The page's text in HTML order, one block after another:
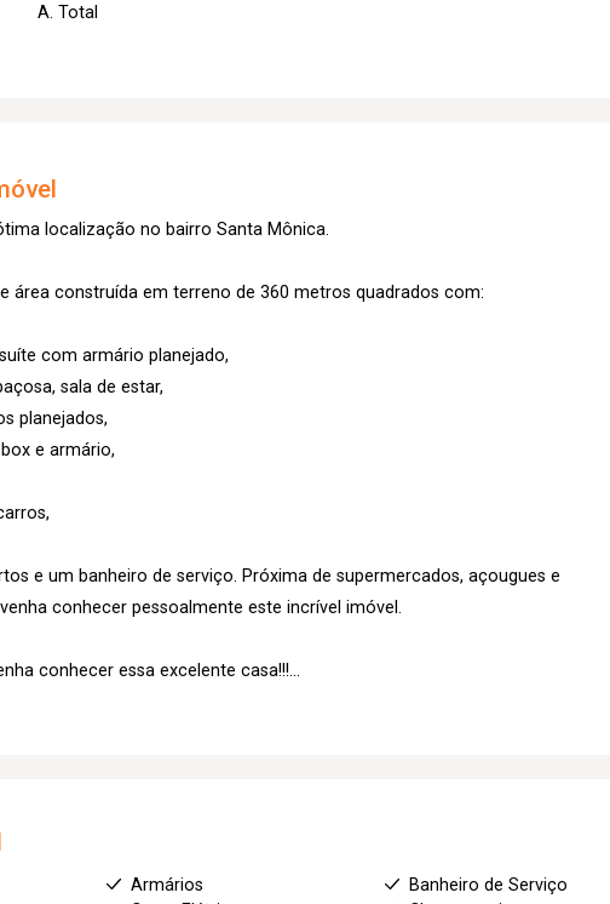
A. Total
localização no bairro Santa Mônica.
área construída em terreno de 360 metros quadrados com:
com armário planejado,
sala de estar,
planejados,
e armário,
e um banheiro de serviço. Próxima de supermercados, açougues e
conhecer pessoalmente este incrível imóvel.
conhecer essa excelente casa!!!...
Armários
Banheiro de Serviço